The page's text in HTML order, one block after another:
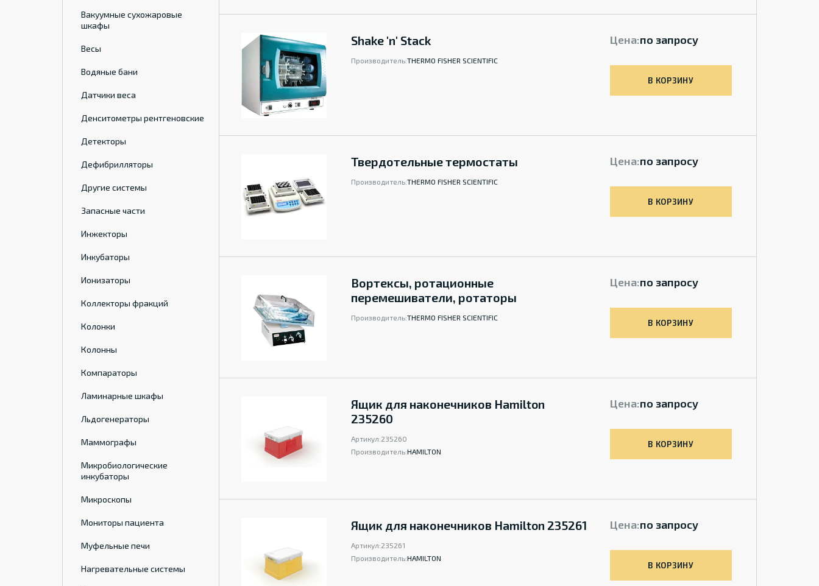
Вакуумные сухожаровые
шкафы
Весы
Водяные бани
Датчики веса
Денситометры рентгеновские
Детекторы
Дефибрилляторы
Другие системы
Запасные части
Инжекторы
Инкубаторы
Ионизаторы
Коллекторы фракций
Колонки
Колонны
Компараторы
Ламинарные шкафы
Льдогенераторы
Маммографы
Микробиологические
инкубаторы
Микроскопы
Мониторы пациента
Муфельные печи
Нагревательные системы
Shake 'n' Stack
Производитель:THERMO FISHER SCIENTIFIC
Цена:по запросу
В КОРЗИНУ
Твердотельные термостаты
Производитель:THERMO FISHER SCIENTIFIC
Цена:по запросу
В КОРЗИНУ
Вортексы, ротационные
перемешиватели, ротаторы
Производитель:THERMO FISHER SCIENTIFIC
Цена:по запросу
В КОРЗИНУ
Ящик для наконечников Hamilton
235260
Артикул:235260
Производитель:HAMILTON
Цена:по запросу
В КОРЗИНУ
Ящик для наконечников Hamilton 235261
Артикул:235261
Производитель:HAMILTON
Цена:по запросу
В КОРЗИНУ